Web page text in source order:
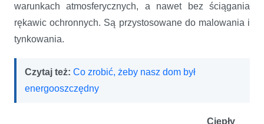
warunkach atmosferycznych, a nawet bez ściągania
rękawic ochronnych. Są przystosowane do malowania i
tynkowania.
Czytaj też: Co zrobić, żeby nasz dom był
energooszczędny
Ciepły